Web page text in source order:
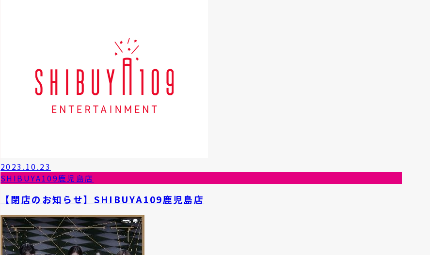
2023.10.23
SHIBUYA109鹿児島店
【閉店のお知らせ】SHIBUYA109鹿児島店